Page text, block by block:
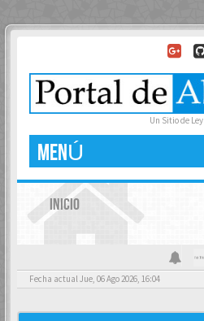
Un Sitio de Ley
MENÚ
INICIO
Fecha actual Jue, 06 Ago 2026, 16:04